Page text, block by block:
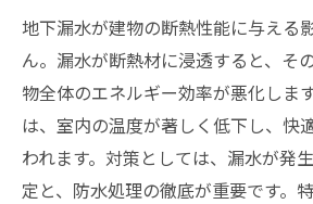
地下漏水が建物の断熱性能に与える
ん。漏水が断熱材に浸透すると、そ
物全体のエネルギー効率が悪化しま
は、室内の温度が著しく低下し、快
われます。対策としては、漏水が発
定と、防水処理の徹底が重要です。